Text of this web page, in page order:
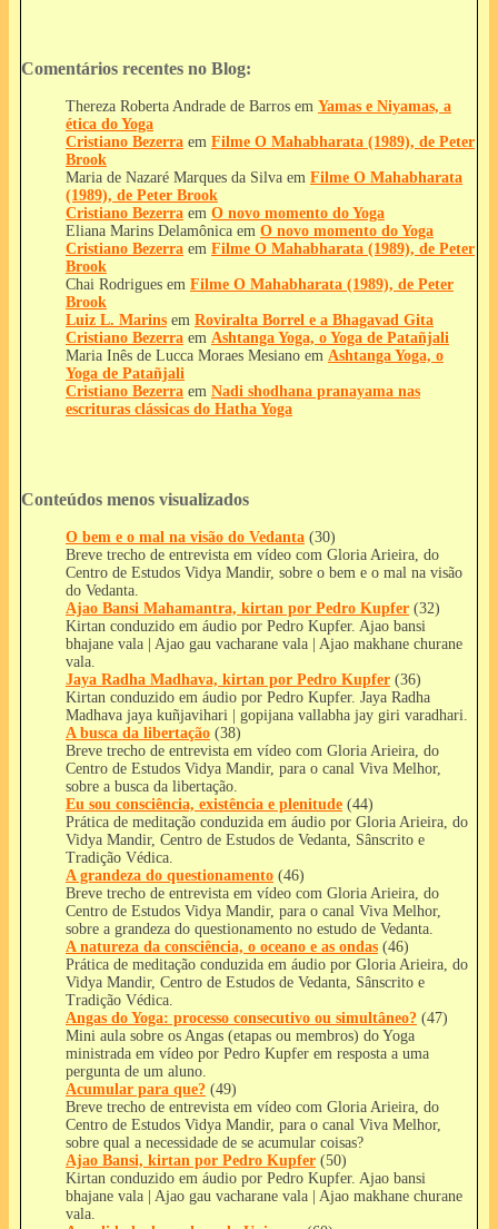
Comentários recentes no Blog:
Thereza Roberta Andrade de Barros em Yamas e Niyamas, a
ética do Yoga
Cristiano Bezerra em Filme O Mahabharata (1989), de Peter
Brook
Maria de Nazaré Marques da Silva em Filme O Mahabharata
(1989), de Peter Brook
Cristiano Bezerra em O novo momento do Yoga
Eliana Marins Delamônica em O novo momento do Yoga
Cristiano Bezerra em Filme O Mahabharata (1989), de Peter
Brook
Chai Rodrigues em Filme O Mahabharata (1989), de Peter
Brook
Luiz L. Marins em Roviralta Borrel e a Bhagavad Gita
Cristiano Bezerra em Ashtanga Yoga, o Yoga de Patañjali
Maria Inês de Lucca Moraes Mesiano em Ashtanga Yoga, o
Yoga de Patañjali
Cristiano Bezerra em Nadi shodhana pranayama nas
escrituras clássicas do Hatha Yoga
Conteúdos menos visualizados
O bem e o mal na visão do Vedanta (30)
Breve trecho de entrevista em vídeo com Gloria Arieira, do
Centro de Estudos Vidya Mandir, sobre o bem e o mal na visão
do Vedanta.
Ajao Bansi Mahamantra, kirtan por Pedro Kupfer (32)
Kirtan conduzido em áudio por Pedro Kupfer. Ajao bansi
bhajane vala | Ajao gau vacharane vala | Ajao makhane churane
vala.
Jaya Radha Madhava, kirtan por Pedro Kupfer (36)
Kirtan conduzido em áudio por Pedro Kupfer. Jaya Radha
Madhava jaya kuñjavihari | gopijana vallabha jay giri varadhari.
A busca da libertação (38)
Breve trecho de entrevista em vídeo com Gloria Arieira, do
Centro de Estudos Vidya Mandir, para o canal Viva Melhor,
sobre a busca da libertação.
Eu sou consciência, existência e plenitude (44)
Prática de meditação conduzida em áudio por Gloria Arieira, do
Vidya Mandir, Centro de Estudos de Vedanta, Sânscrito e
Tradição Védica.
A grandeza do questionamento (46)
Breve trecho de entrevista em vídeo com Gloria Arieira, do
Centro de Estudos Vidya Mandir, para o canal Viva Melhor,
sobre a grandeza do questionamento no estudo de Vedanta.
A natureza da consciência, o oceano e as ondas (46)
Prática de meditação conduzida em áudio por Gloria Arieira, do
Vidya Mandir, Centro de Estudos de Vedanta, Sânscrito e
Tradição Védica.
Angas do Yoga: processo consecutivo ou simultâneo? (47)
Mini aula sobre os Angas (etapas ou membros) do Yoga
ministrada em vídeo por Pedro Kupfer em resposta a uma
pergunta de um aluno.
Acumular para que? (49)
Breve trecho de entrevista em vídeo com Gloria Arieira, do
Centro de Estudos Vidya Mandir, para o canal Viva Melhor,
sobre qual a necessidade de se acumular coisas?
Ajao Bansi, kirtan por Pedro Kupfer (50)
Kirtan conduzido em áudio por Pedro Kupfer. Ajao bansi
bhajane vala | Ajao gau vacharane vala | Ajao makhane churane
vala.